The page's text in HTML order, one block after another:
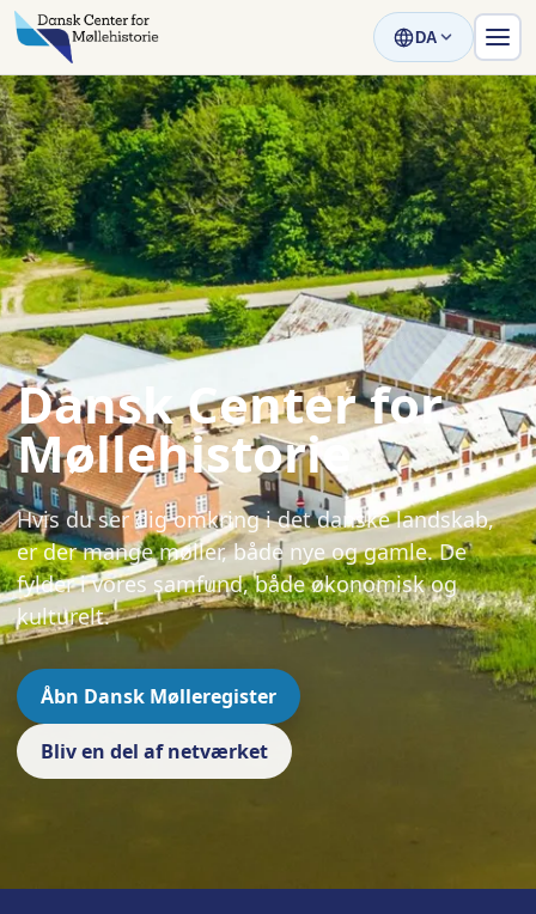
DA
Dansk Center for
Møllehistorie
Hvis du ser dig omkring i det danske landskab,
er der mange møller, både nye og gamle. De
fylder i vores samfund, både økonomisk og
kulturelt.
Åbn Dansk Mølleregister
Bliv en del af netværket